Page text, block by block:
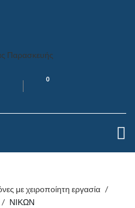
0
με χειροποίητη εργασία /
/ ΝΙΚΩΝ